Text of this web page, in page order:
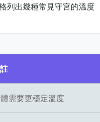
列出幾種常見守宮的溫度
需要更穩定溫度